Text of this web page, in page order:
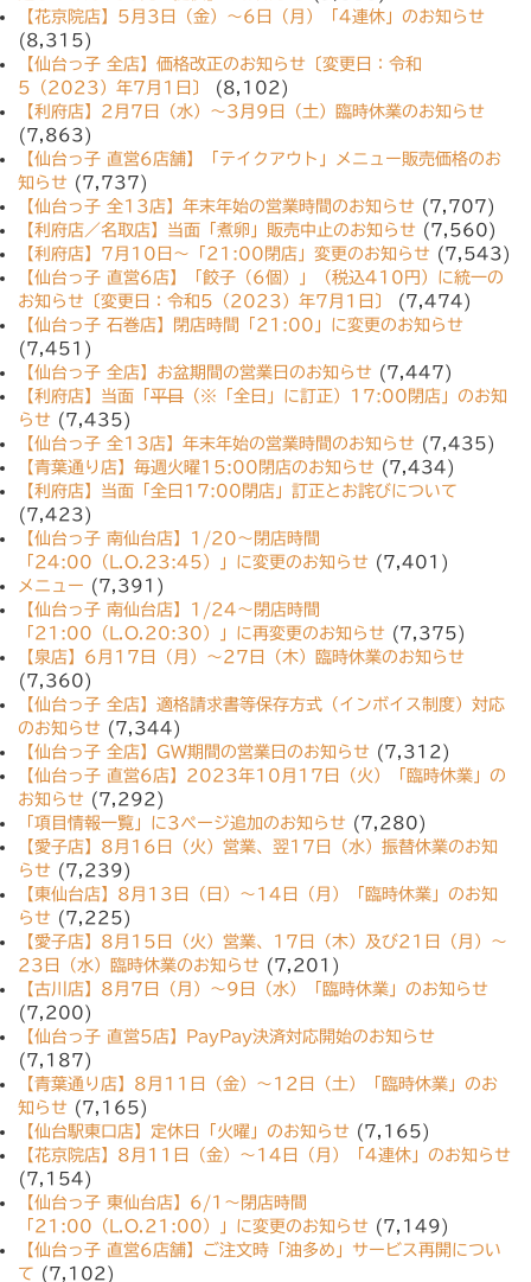
【花京院店】5月3日（金）〜6日（月）「4連休」のお知らせ
(8,315)
【仙台っ子 全店】価格改正のお知らせ〔変更日：令和
5（2023）年7月1日〕
(8,102)
【利府店】2月7日（水）〜3月9日（土）臨時休業のお知らせ
(7,863)
【仙台っ子 直営6店舗】「テイクアウト」メニュー販売価格のお
知らせ (7,737)
【仙台っ子 全13店】年末年始の営業時間のお知らせ (7,707)
【利府店／名取店】当面「煮卵」販売中止のお知らせ (7,560)
【利府店】7月10日〜「21:00閉店」変更のお知らせ (7,543)
【仙台っ子 直営6店】「餃子（6個）」（税込410円）に統一の
お知らせ〔変更日：令和5（2023）年7月1日〕
(7,474)
【仙台っ子 石巻店】閉店時間「21:00」に変更のお知らせ
(7,451)
【仙台っ子 全店】お盆期間の営業日のお知らせ (7,447)
【利府店】当面「 平日 （※「全日」に訂正）17:00閉店」のお知
らせ (7,435)
【仙台っ子 全13店】年末年始の営業時間のお知らせ (7,435)
【青葉通り店】毎週火曜15:00閉店のお知らせ (7,434)
【利府店】当面「全日17:00閉店」訂正とお詫びについて
(7,423)
【仙台っ子 南仙台店】1/20〜閉店時間
「24:00（L.O.23:45）」に変更のお知らせ (7,401)
メニュー (7,391)
【仙台っ子 南仙台店】1/24〜閉店時間
「21:00（L.O.20:30）」に再変更のお知らせ (7,375)
【泉店】6月17日（月）〜27日（木）臨時休業のお知らせ
(7,360)
【仙台っ子 全店】適格請求書等保存方式（インボイス制度）対応
のお知らせ (7,344)
【仙台っ子 全店】GW期間の営業日のお知らせ (7,312)
【仙台っ子 直営6店】2023年10月17日（火）「臨時休業」の
お知らせ (7,292)
「項目情報一覧」に3ページ追加のお知らせ (7,280)
【愛子店】8月16日（火）営業、翌17日（水）振替休業のお知
らせ (7,239)
【東仙台店】8月13日（日）〜14日（月）「臨時休業」のお知
らせ (7,225)
【愛子店】8月15日（火）営業、17日（木）及び21日（月）〜
23日（水）臨時休業のお知らせ (7,201)
【古川店】8月7日（月）〜9日（水）「臨時休業」のお知らせ
(7,200)
【仙台っ子 直営5店】PayPay決済対応開始のお知らせ
(7,187)
【青葉通り店】8月11日（金）〜12日（土）「臨時休業」のお
知らせ (7,165)
【仙台駅東口店】定休日「火曜」のお知らせ (7,165)
【花京院店】8月11日（金）〜14日（月）「4連休」のお知らせ
(7,154)
【仙台っ子 東仙台店】6/1〜閉店時間
「21:00（L.O.21:00）」に変更のお知らせ (7,149)
【仙台っ子 直営6店舗】ご注文時「油多め」サービス再開につい
て (7,102)